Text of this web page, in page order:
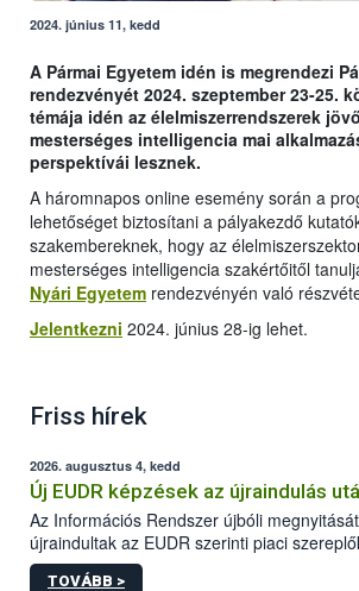
2024. június 11, kedd
A Pármai Egyetem idén is megrendezi
rendezvényét 2024. szeptember 23-25.
témája idén az élelmiszerrendszerek
mesterséges intelligencia mai
perspektívái lesznek.
A háromnapos online esemény során a
lehetőséget biztosítani a pályakezdő
szakembereknek, hogy az
mesterséges intelligencia szakértőitől
Nyári Egyetem rendezvényén való
Jelentkezni 2024. június 28-ig lehet.
Friss hírek
2026. augusztus 4, kedd
Új EUDR képzések az újraindulás
Az Információs Rendszer újbóli
újraindultak az EUDR szerinti piaci
képzések.
TOVÁBB >